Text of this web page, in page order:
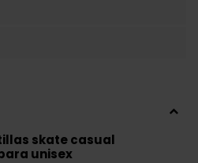
skate casual
unisex